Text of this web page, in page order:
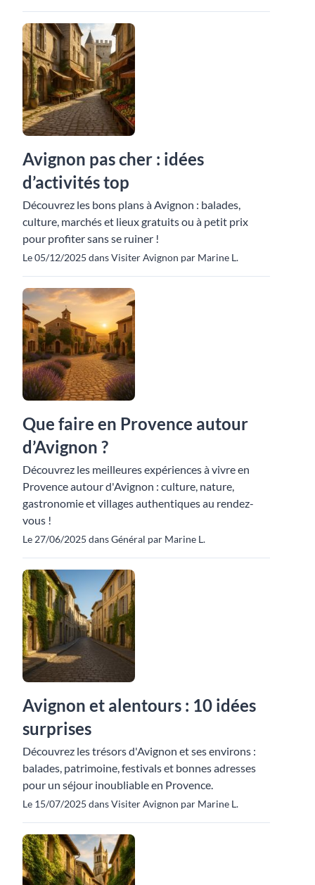
Avignon pas cher : idées
d’activités top
Découvrez les bons plans à Avignon : balades,
culture, marchés et lieux gratuits ou à petit prix
pour profiter sans se ruiner !
Le 05/12/2025 dans Visiter Avignon par Marine L.
Que faire en Provence autour
d’Avignon ?
Découvrez les meilleures expériences à vivre en
Provence autour d'Avignon : culture, nature,
gastronomie et villages authentiques au rendez-
vous !
Le 27/06/2025 dans Général par Marine L.
Avignon et alentours : 10 idées
surprises
Découvrez les trésors d'Avignon et ses environs :
balades, patrimoine, festivals et bonnes adresses
pour un séjour inoubliable en Provence.
Le 15/07/2025 dans Visiter Avignon par Marine L.